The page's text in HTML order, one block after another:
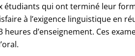
étudiants qui ont terminé leur
à l’exigence linguistique en
d’enseignement. Ces